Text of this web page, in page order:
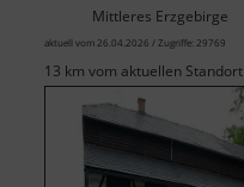
Mittleres Erzgebirge
aktuell vom 26.04.2026 / Zugriffe: 29769
13 km vom aktuellen Standort